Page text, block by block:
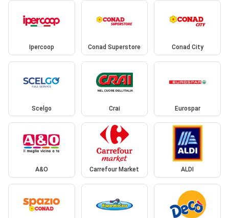
Ipercoop Conad Superstore Conad City
Scelgo Crai Eurospar
A&O Carrefour Market ALDI